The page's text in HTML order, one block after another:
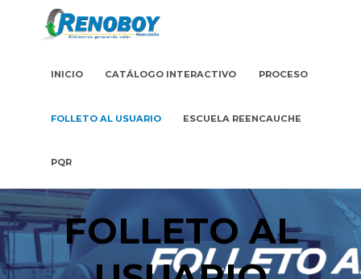
INICIO CATÁLOGO INTERACTIVO PROCESO
FOLLETO AL USUARIO ESCUELA REENCAUCHE
PQR
FOLLETO AL